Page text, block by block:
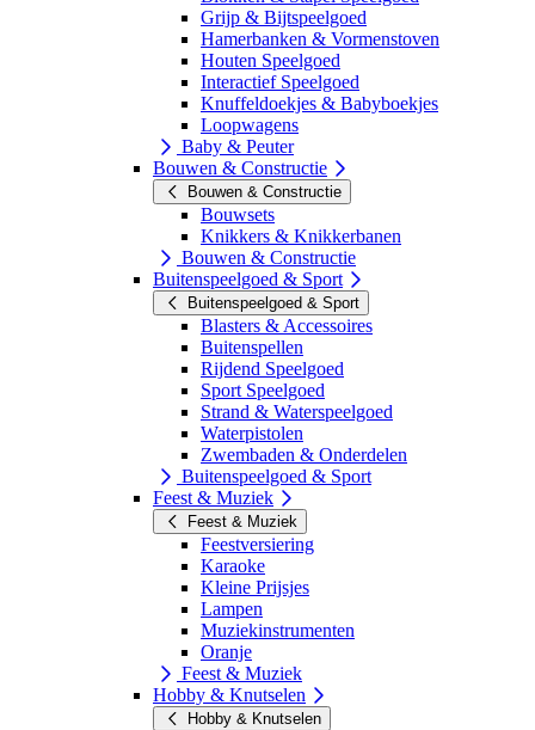
Grijp & Bijtspeelgoed
Hamerbanken & Vormenstoven
Houten Speelgoed
Interactief Speelgoed
Knuffeldoekjes & Babyboekjes
Loopwagens
Baby & Peuter
Bouwen & Constructie
Bouwen & Constructie
Bouwsets
Knikkers & Knikkerbanen
Bouwen & Constructie
Buitenspeelgoed & Sport
Buitenspeelgoed & Sport
Blasters & Accessoires
Buitenspellen
Rijdend Speelgoed
Sport Speelgoed
Strand & Waterspeelgoed
Waterpistolen
Zwembaden & Onderdelen
Buitenspeelgoed & Sport
Feest & Muziek
Feest & Muziek
Feestversiering
Karaoke
Kleine Prijsjes
Lampen
Muziekinstrumenten
Oranje
Feest & Muziek
Hobby & Knutselen
Hobby & Knutselen